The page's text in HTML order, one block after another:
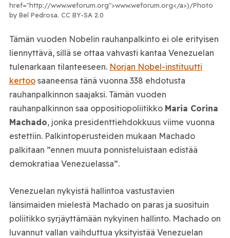
href="http://www.weforum.org">www.weforum.org</a>)/Photo
by Bel Pedrosa. CC BY-SA 2.0
Tämän vuoden Nobelin rauhanpalkinto ei ole erityisen
liennyttävä, sillä se ottaa vahvasti kantaa Venezuelan
tulenarkaan tilanteeseen. Norjan Nobel-instituutti
kertoosaaneensa tänä vuonna 338 ehdotusta
rauhanpalkinnon saajaksi. Tämän vuoden
rauhanpalkinnon saa oppositiopoliitikko Maria Corina
Machado, jonka presidenttiehdokkuus viime vuonna
estettiin. Palkintoperusteiden mukaan Machado
palkitaan ”ennen muuta ponnisteluistaan edistää
demokratiaa Venezuelassa”.
Venezuelan nykyistä hallintoa vastustavien
länsimaiden mielestä Machado on paras ja suosituin
poliitikko syrjäyttämään nykyinen hallinto. Machado on
luvannut vallan vaihduttua yksityistää Venezuelan